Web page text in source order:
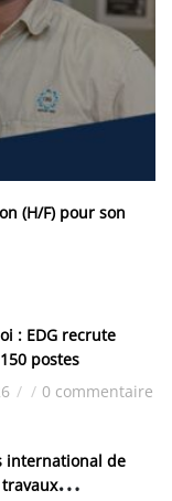
(H/F) pour son
: EDG recrute
postes
/ / 0 commentaire
international de